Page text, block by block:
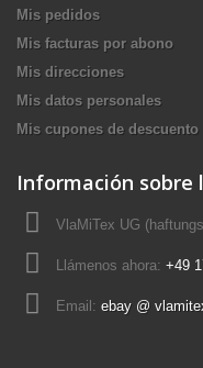
Mis pedidos
Mis facturas por abono
Mis direcciones
Mis datos personales
Mis cupones de descuento
Información sobre
VlaMiTex UG
Llámenos ahora: +49
Email: ebay @